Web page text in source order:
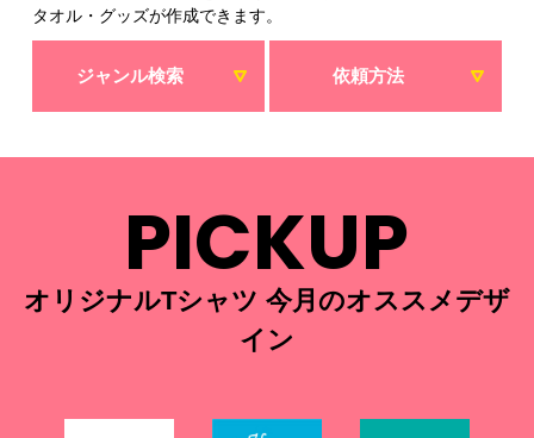
タオル・グッズが作成できます。
ジャンル検索 依頼方法
PICKUP
オリジナルTシャツ 今月のオススメデザ
イン